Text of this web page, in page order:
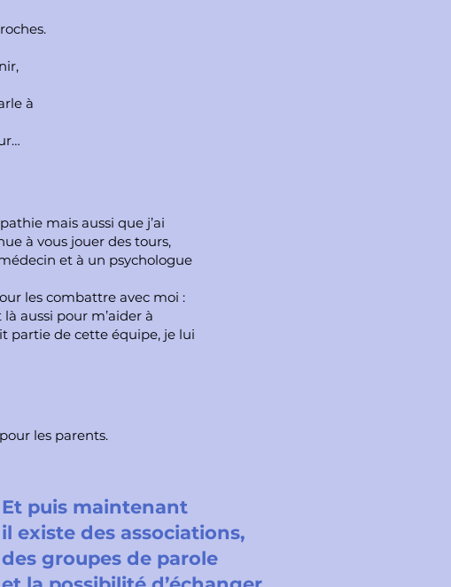
à
mais aussi que j’ai
à vous jouer des tours,
et à un psychologue
les combattre avec moi :
aussi pour m’aider à
partie de cette équipe, je lui
les parents.
Et puis maintenant
il existe des associations,
des groupes de parole